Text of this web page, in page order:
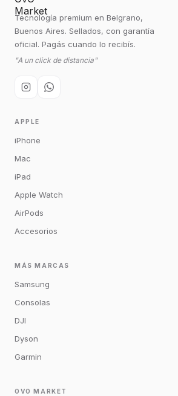
Tecnología premium en Belgrano,
Buenos Aires. Sellados, con garantía
oficial. Pagás cuando lo recibís.
"A un click de distancia"
APPLE
iPhone
Mac
iPad
Apple Watch
AirPods
Accesorios
MÁS MARCAS
Samsung
Consolas
DJI
Dyson
Garmin
OVO MARKET